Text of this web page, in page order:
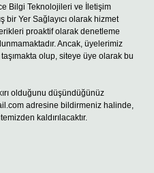
Bilgi Teknolojileri ve İletişim
bir Yer Sağlayıcı olarak hizmet
proaktif olarak denetleme
Ancak, üyelerimiz
olup, siteye üye olarak bu
olduğunu düşündüğünüz
adresine bildirmeniz halinde,
kaldırılacaktır.